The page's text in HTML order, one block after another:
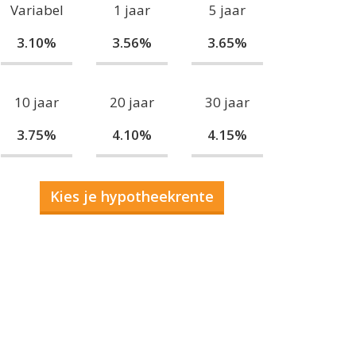
Variabel
3.10%
1 jaar
3.56%
5 jaar
3.65%
10 jaar
3.75%
20 jaar
4.10%
30 jaar
4.15%
Kies je hypotheekrente